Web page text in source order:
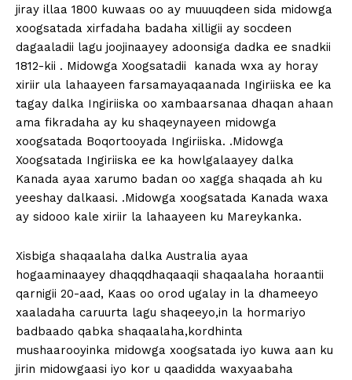
jiray illaa 1800 kuwaas oo ay muuuqdeen sida midowga
xoogsatada xirfadaha badaha xilligii ay socdeen
dagaaladii lagu joojinaayey adoonsiga dadka ee snadkii
1812-kii . Midowga Xoogsatadii kanada wxa ay horay
xiriir ula lahaayeen farsamayaqaanada Ingiriiska ee ka
tagay dalka Ingiriiska oo xambaarsanaa dhaqan ahaan
ama fikradaha ay ku shaqeynayeen midowga
xoogsatada Boqortooyada Ingiriiska. .Midowga
Xoogsatada Ingiriiska ee ka howlgalaayey dalka
Kanada ayaa xarumo badan oo xagga shaqada ah ku
yeeshay dalkaasi. .Midowga xoogsatada Kanada waxa
ay sidooo kale xiriir la lahaayeen ku Mareykanka.
Xisbiga shaqaalaha dalka Australia ayaa
hogaaminaayey dhaqqdhaqaaqii shaqaalaha horaantii
qarnigii 20-aad, Kaas oo orod ugalay in la dhameeyo
xaaladaha caruurta lagu shaqeeyo,in la hormariyo
badbaado qabka shaqaalaha,kordhinta
mushaarooyinka midowga xoogsatada iyo kuwa aan ku
jirin midowgaasi iyo kor u qaadidda waxyaabaha